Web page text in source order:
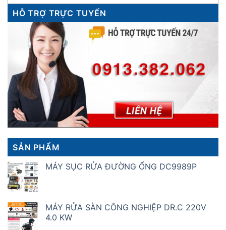
HỖ TRỢ TRỰC TUYẾN
SẢN PHẨM
MÁY SỤC RỬA ĐƯỜNG ỐNG DC9989P
MÁY RỬA SÀN CÔNG NGHIỆP DR.C 220V
4.0 KW